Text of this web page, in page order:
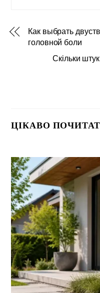
Как выбрать
головной боли
Скільки
ЦІКАВО